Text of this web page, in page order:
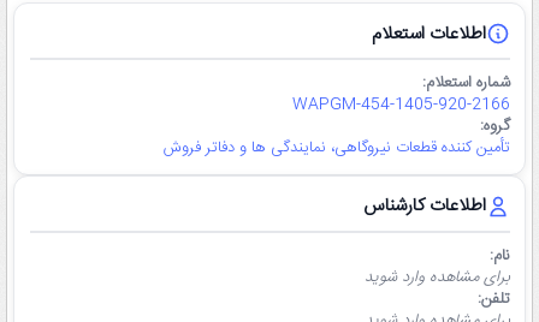
اطلاعات استعلام
شماره استعلام:
WAPGM-454-1405-920-2166
گروه:
تأمین کننده قطعات نیروگاهی، نمایندگی ها و دفاتر فروش
اطلاعات کارشناس
نام:
برای مشاهده وارد شوید
تلفن: